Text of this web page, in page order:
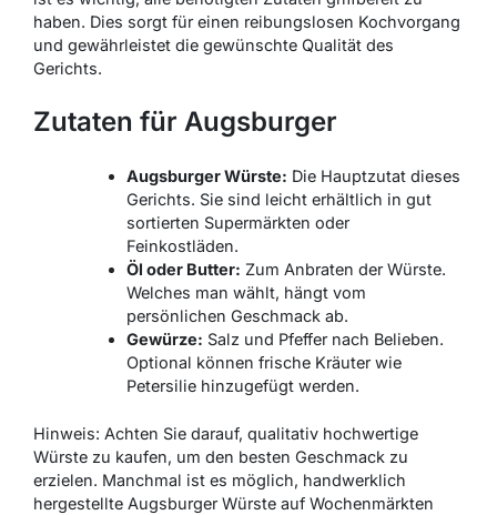
haben. Dies sorgt für einen reibungslosen Kochvorgang
und gewährleistet die gewünschte Qualität des
Gerichts.
Zutaten für Augsburger
Augsburger Würste: Die Hauptzutat dieses
Gerichts. Sie sind leicht erhältlich in gut
sortierten Supermärkten oder
Feinkostläden.
Öl oder Butter: Zum Anbraten der Würste.
Welches man wählt, hängt vom
persönlichen Geschmack ab.
Gewürze: Salz und Pfeffer nach Belieben.
Optional können frische Kräuter wie
Petersilie hinzugefügt werden.
Hinweis: Achten Sie darauf, qualitativ hochwertige
Würste zu kaufen, um den besten Geschmack zu
erzielen. Manchmal ist es möglich, handwerklich
hergestellte Augsburger Würste auf Wochenmärkten